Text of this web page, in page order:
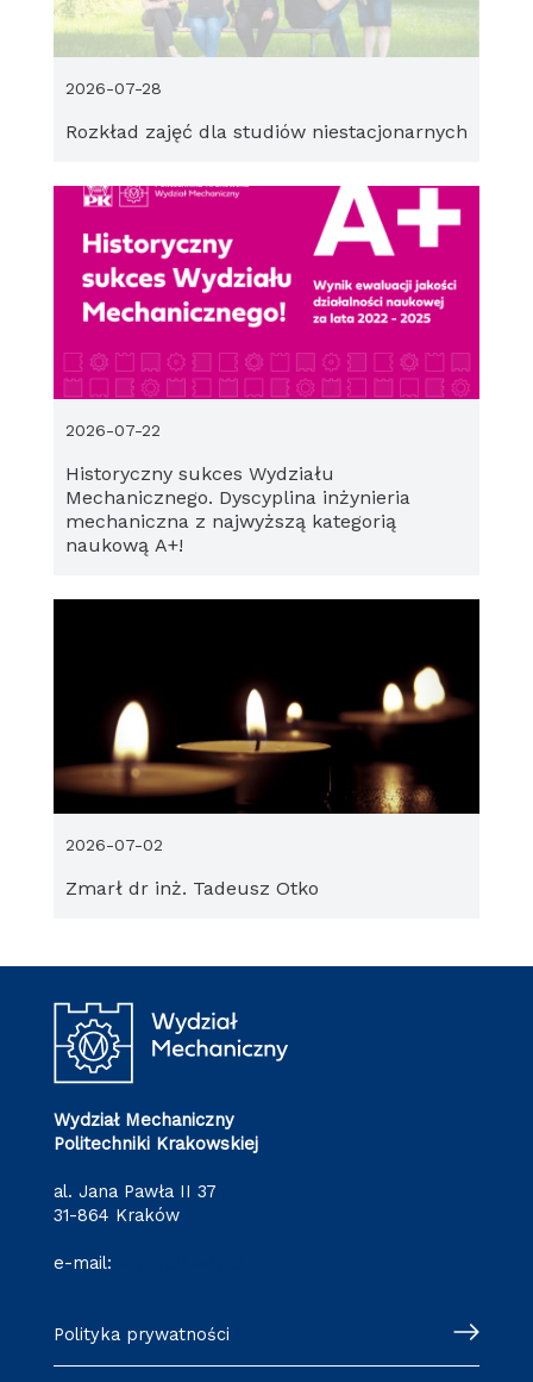
Rozkład zajęć dla studiów niestacjonarnych
2026-07-28
Historyczny sukces Wydziału
Mechanicznego. Dyscyplina inżynieria
mechaniczna z najwyższą kategorią
naukową A+!
2026-07-22
Zmarł dr inż. Tadeusz Otko
2026-07-02
Wydział Mechaniczny
Politechniki Krakowskiej
al. Jana Pawła II 37
31-864 Kraków
e-mail:
Polityka prywatności